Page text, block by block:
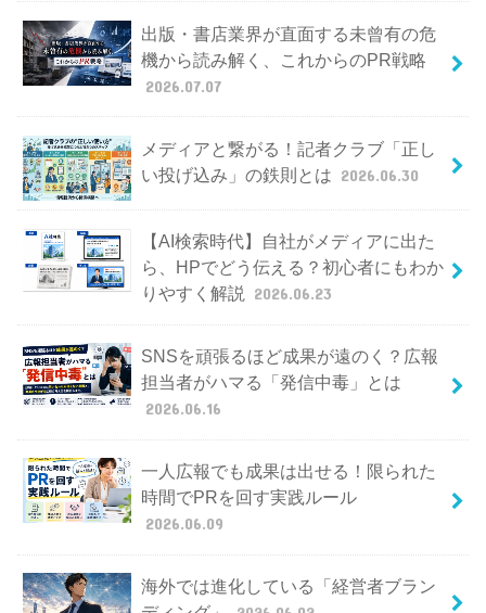
出版・書店業界が直面する未曾有の危
機から読み解く、これからのPR戦略
2026.07.07
メディアと繋がる！記者クラブ「正し
い投げ込み」の鉄則とは 2026.06.30
【AI検索時代】自社がメディアに出た
ら、HPでどう伝える？初心者にもわか
りやすく解説
2026.06.23
SNSを頑張るほど成果が遠のく？広報
担当者がハマる「発信中毒」とは
2026.06.16
一人広報でも成果は出せる！限られた
時間でPRを回す実践ルール
2026.06.09
海外では進化している「経営者ブラン